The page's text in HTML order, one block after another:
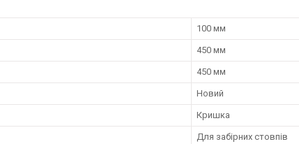
100 мм
450 мм
450 мм
Новий
Кришка
Для забірних стовпів